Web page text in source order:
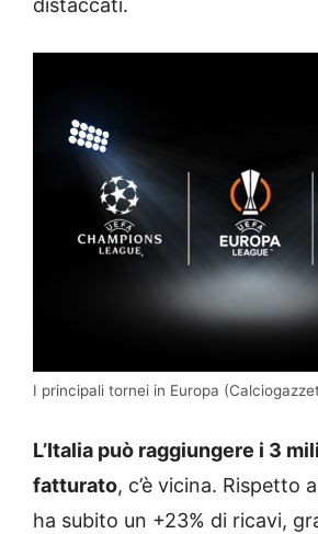
distaccati.
I principali tornei in Europa
L’Italia può raggiungere i 3
fatturato, c’è vicina. Rispetto
ha subito un +23% di ricavi,